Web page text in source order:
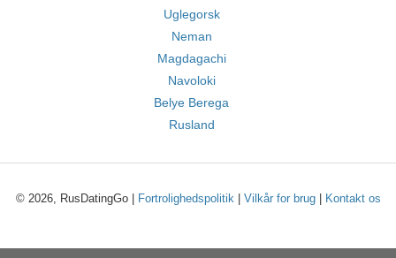
Uglegorsk
Neman
Magdagachi
Navoloki
Belye Berega
Rusland
© 2026, RusDatingGo | Fortrolighedspolitik| Vilkår for brug| Kontakt os